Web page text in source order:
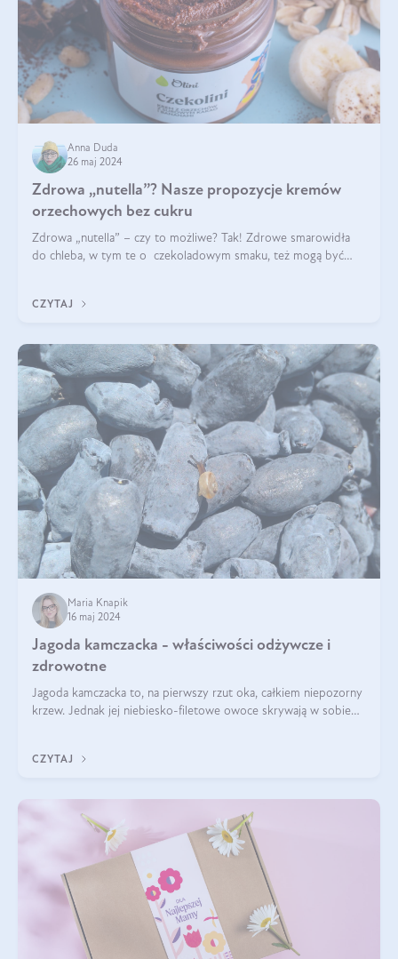
Anna Duda
26 maj 2024
Zdrowa „nutella”? Nasze propozycje kremów
orzechowych bez cukru
Zdrowa „nutella” – czy to możliwe? Tak! Zdrowe smarowidła
do chleba, w tym te o czekoladowym smaku, też mogą być
CZYTAJ
Maria Knapik
16 maj 2024
Jagoda kamczacka - właściwości odżywcze i
zdrowotne
Jagoda kamczacka to, na pierwszy rzut oka, całkiem niepozorny
krzew. Jednak jej niebiesko-filetowe owoce skrywają w sobie
CZYTAJ